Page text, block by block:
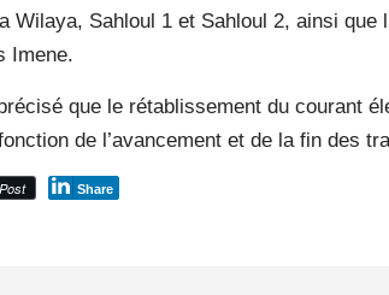
Wilaya, Sahloul 1 et Sahloul 2, ainsi que
Imene.
que le rétablissement du courant
de l’avancement et de la fin des
Post Share